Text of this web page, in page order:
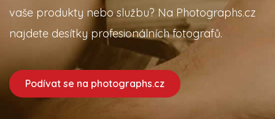
vaše produkty nebo službu? Na Photographs.cz
najdete desítky profesionálních fotografů.
Podívat se na photographs.cz